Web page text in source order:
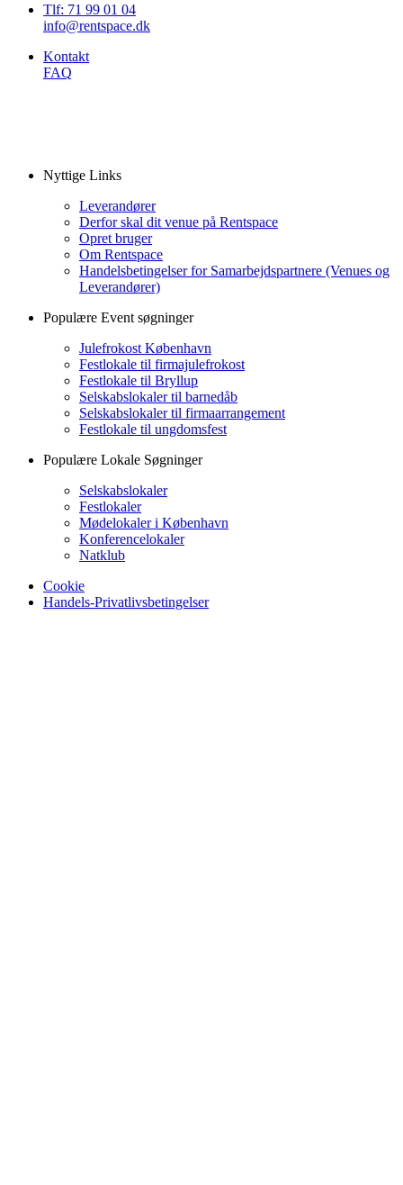
Tlf: 71 99 01 04
info@rentspace.dk
Kontakt
FAQ
Nyttige Links
Leverandører
Derfor skal dit venue på Rentspace
Opret bruger
Om Rentspace
Handelsbetingelser for Samarbejdspartnere (Venues og
Leverandører)
Populære Event søgninger
Julefrokost København
Festlokale til firmajulefrokost
Festlokale til Bryllup
Selskabslokaler til barnedåb
Selskabslokaler til firmaarrangement
Festlokale til ungdomsfest
Populære Lokale Søgninger
Selskabslokaler
Festlokaler
Mødelokaler i København
Konferencelokaler
Natklub
Cookie
Handels-Privatlivsbetingelser